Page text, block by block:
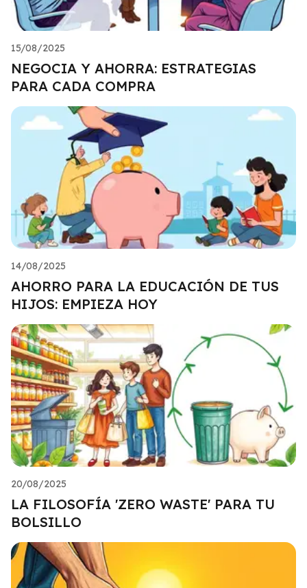
15/08/2025
NEGOCIA Y AHORRA: ESTRATEGIAS
PARA CADA COMPRA
14/08/2025
AHORRO PARA LA EDUCACIÓN DE TUS
HIJOS: EMPIEZA HOY
20/08/2025
LA FILOSOFÍA 'ZERO WASTE' PARA TU
BOLSILLO